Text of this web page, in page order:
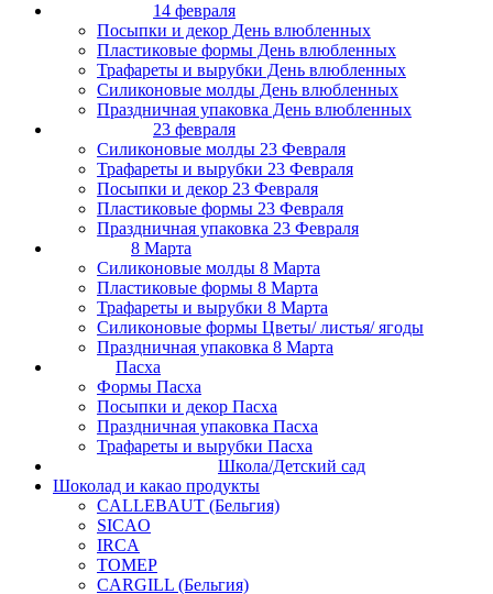
14 февраля
Посыпки и декор День влюбленных
Пластиковые формы День влюбленных
Трафареты и вырубки День влюбленных
Силиконовые молды День влюбленных
Праздничная упаковка День влюбленных
23 февраля
Силиконовые молды 23 Февраля
Трафареты и вырубки 23 Февраля
Посыпки и декор 23 Февраля
Пластиковые формы 23 Февраля
Праздничная упаковка 23 Февраля
8 Марта
Силиконовые молды 8 Марта
Пластиковые формы 8 Марта
Трафареты и вырубки 8 Марта
Силиконовые формы Цветы/ листья/ ягоды
Праздничная упаковка 8 Марта
Пасха
Формы Пасха
Посыпки и декор Пасха
Праздничная упаковка Пасха
Трафареты и вырубки Пасха
Школа/Детский сад
Шоколад и какао продукты
CALLEBAUT (Бельгия)
SICAO
IRCA
ТОМЕР
CARGILL (Бельгия)